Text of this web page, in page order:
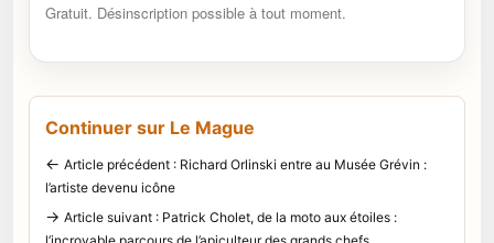
Gratuit. Désinscription possible à tout moment.
Continuer sur Le Mague
← Article précédent : Richard Orlinski entre au Musée Grévin :
l’artiste devenu icône
→ Article suivant : Patrick Cholet, de la moto aux étoiles :